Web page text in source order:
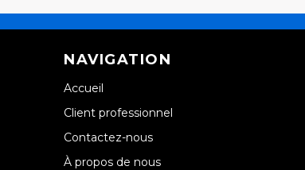
NAVIGATION
Accueil
Client professionnel
Contactez-nous
À propos de nous